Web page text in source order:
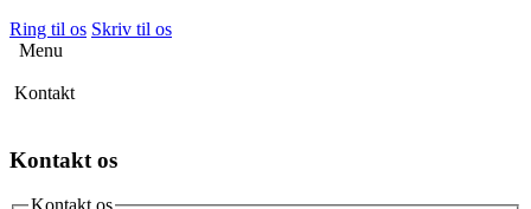
Ring til os Skriv til os
Menu
Kontakt
Kontakt os